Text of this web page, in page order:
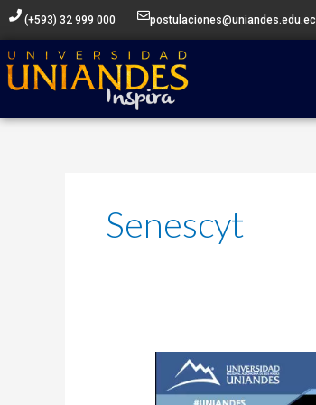
contenido
(+593) 32 999 000 postulaciones@uniandes.edu.ec
Senescyt
Concurso
Galardones